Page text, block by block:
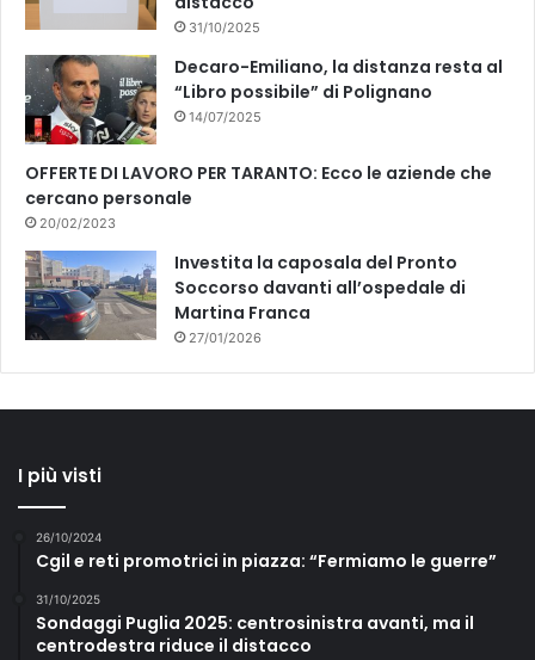
31/10/2025
Decaro-Emiliano, la distanza resta al
“Libro possibile” di Polignano
14/07/2025
OFFERTE DI LAVORO PER TARANTO: Ecco le aziende che
cercano personale
20/02/2023
Investita la caposala del Pronto
Soccorso davanti all’ospedale di
Martina Franca
27/01/2026
I più visti
26/10/2024
Cgil e reti promotrici in piazza: “Fermiamo le guerre”
31/10/2025
Sondaggi Puglia 2025: centrosinistra avanti, ma il
centrodestra riduce il distacco